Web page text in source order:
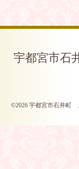
宇都宮市石
©2026 宇都宮市石井町